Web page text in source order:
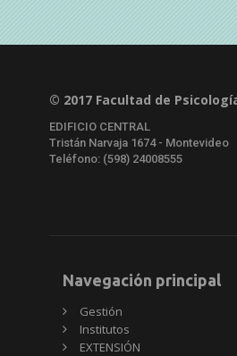
© 2017 Facultad de
EDIFICIO CENTRAL
Tristán Narvaja 1674 - Montevideo
Teléfono: (598) 24008555
Navegación principal
Gestión
Institutos
EXTENSIÓN